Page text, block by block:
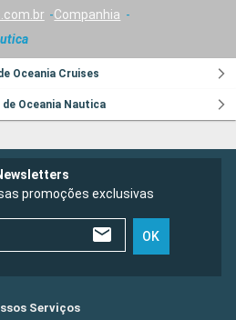
Companhia
Oceania Cruises
Oceania Nautica
promoções exclusivas
OK
Serviços